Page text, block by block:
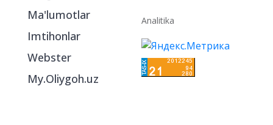
Milliy sertifikat
Yangiliklar
Ma'lumotlar
Imtihonlar
Analitika